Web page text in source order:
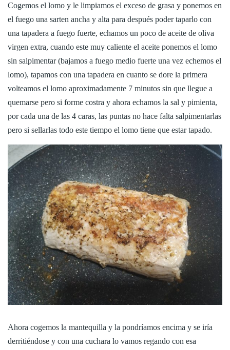
Cogemos el lomo y le limpiamos el exceso de grasa y ponemos en
el fuego una sarten ancha y alta para después poder taparlo con
una tapadera a fuego fuerte, echamos un poco de aceite de oliva
virgen extra, cuando este muy caliente el aceite ponemos el lomo
sin salpimentar (bajamos a fuego medio fuerte una vez echemos el
lomo), tapamos con una tapadera en cuanto se dore la primera
volteamos el lomo aproximadamente 7 minutos sin que llegue a
quemarse pero si forme costra y ahora echamos la sal y pimienta,
por cada una de las 4 caras, las puntas no hace falta salpimentarlas
pero si sellarlas todo este tiempo el lomo tiene que estar tapado.
Ahora cogemos la mantequilla y la pondríamos encima y se iría
derritiéndose y con una cuchara lo vamos regando con esa